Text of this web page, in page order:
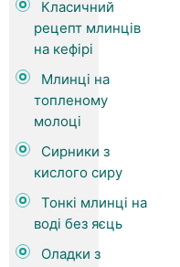
Класичний
рецепт млинців
на кефірі
Млинці на
топленому
молоці
Сирники з
кислого сиру
Тонкі млинці на
воді без яєць
Оладки з